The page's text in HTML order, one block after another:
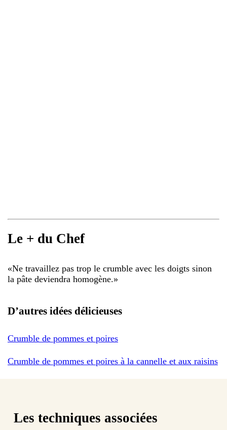
Le + du Chef
«Ne travaillez pas trop le crumble avec les doigts sinon
la pâte deviendra homogène.»
D’autres idées délicieuses
Crumble de pommes et poires
Crumble de pommes et poires à la cannelle et aux raisins
Les techniques associées